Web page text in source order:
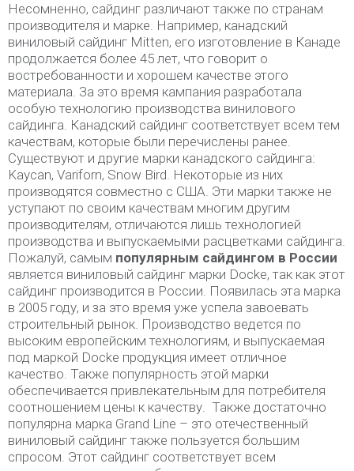
Несомненно, сайдинг различают также по странам
производителя и марке. Например, канадский
виниловый сайдинг Mitten, его изготовление в Канаде
продолжается более 45 лет, что говорит о
востребованности и хорошем качестве этого
материала. За это время кампания разработала
особую технологию производства винилового
сайдинга. Канадский сайдинг соответствует всем тем
качествам, которые были перечислены ранее.
Существуют и другие марки канадского сайдинга:
Kaycan, Variforn, Snow Bird. Некоторые из них
производятся совместно с США. Эти марки также не
уступают по своим качествам многим другим
производителям, отличаются лишь технологией
производства и выпускаемыми расцветками сайдинга.
Пожалуй, самым популярным сайдингом в России
является виниловый сайдинг марки Docke, так как этот
сайдинг производится в России. Появилась эта марка
в 2005 году, и за это время уже успела завоевать
строительный рынок. Производство ведется по
высоким европейским технологиям, и выпускаемая
под маркой Docke продукция имеет отличное
качество. Также популярность этой марки
обеспечивается привлекательным для потребителя
соотношением цены к качеству. Также достаточно
популярна марка Grand Line – это отечественный
виниловый сайдинг также пользуется большим
спросом. Этот сайдинг соответствует всем